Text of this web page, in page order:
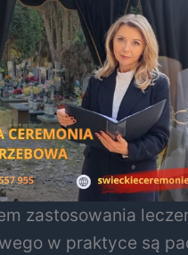
zastosowania
w praktyce są